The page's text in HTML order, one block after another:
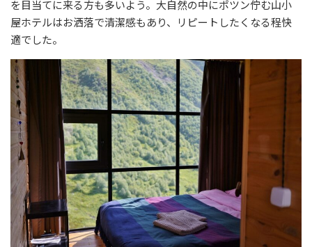
を目当てに来る方も多いよう。大自然の中にポツン佇む山小
屋ホテルはお洒落で清潔感もあり、リピートしたくなる程快
適でした。